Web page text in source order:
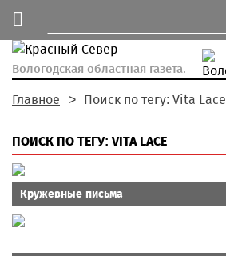
Вологодская областная газета.
Главное Поиск по тегу: Vita Lace
ПОИСК ПО ТЕГУ: VITA LACE
Кружевные письма